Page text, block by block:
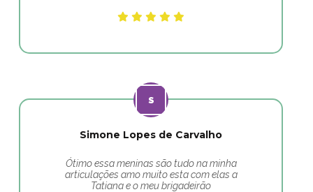
Simone Lopes de Carvalho
Ótimo essa meninas são tudo na minha
articulações amo muito esta com elas a
Tatiana e o meu brigadeirão